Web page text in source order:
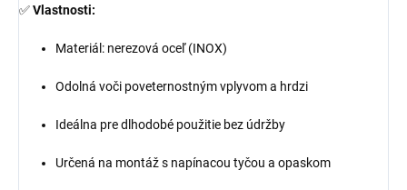
✅Vlastnosti:
Materiál: nerezová oceľ (INOX)
Odolná voči poveternostným vplyvom a hrdzi
Ideálna pre dlhodobé použitie bez údržby
Určená na montáž s napínacou tyčou a opaskom